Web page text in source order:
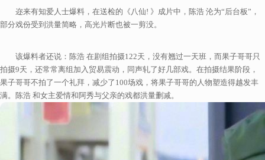
迩来有知爱人士爆料，在送检的《八仙! 》成片中，陈浩 沦为“后台板”，
部分戏份受到洪量简略，高光片断也被一剪没。
该爆料者还说：陈浩 在剧组拍摄122天，没有翘过一天班，而果子哥哥只
拍摄9天，还常常离组加入贸易震动，同声轧了好几部戏。在拍摄结果阶段，
果子哥哥不拍了一个礼拜，减少了100场戏，将果子哥哥的人物塑造得越发丰
满。陈浩 和女主爱情和阿秀与父亲的戏都洪量删减。